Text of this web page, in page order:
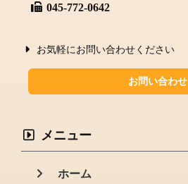
045-772-0642
お気軽にお問い合わせください
お問い合わせ
メニュー
ホーム